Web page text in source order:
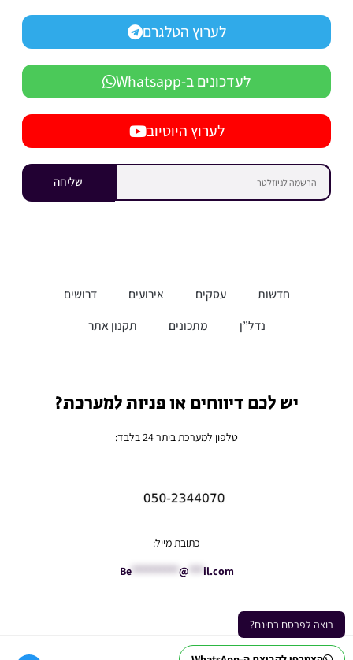
רוצה לפרסם בחינם?
לערוץ הטלגרם
לעדכונים ב-Whatsapp
לערוץ היוטיוב
שליחה
חדשות עסקים אירועים
דרושים
נדל”ן
מתכונים תקנון אתר
יש לכם דיווחים או פניות למערכת?
טלפון למערכת ביתר 24 בלבד:
כתובת מייל:
Be********** @ il.com